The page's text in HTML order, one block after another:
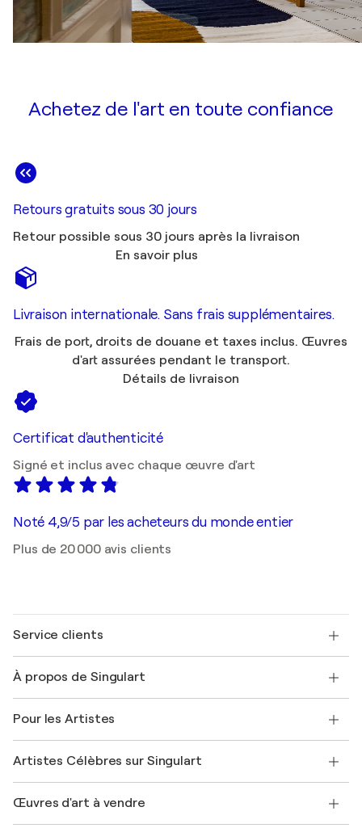
Achetez de l'art en toute confiance
Retours gratuits sous 30 jours
Retour possible sous 30 jours après la livraison
En savoir plus
Livraison internationale. Sans frais supplémentaires.
Frais de port, droits de douane et taxes inclus. Œuvres
d'art assurées pendant le transport.
Détails de livraison
Certificat d'authenticité
Signé et inclus avec chaque œuvre d'art
Noté 4,9/5 par les acheteurs du monde entier
Plus de 20 000 avis clients
Service clients
Expédition
Offrir une carte cadeau
Rejoignez notre programme commercial
Mon compte
+33 1 76 44 06 42
À propos de Singulart
FAQ
Magazine Singulart
Emplois
Découvrez une sélection d'art original
Pour les Artistes
Se connecter en tant qu'Artiste
Artistes Célèbres sur Singulart
Marc Chagall
Œuvres d'art à vendre